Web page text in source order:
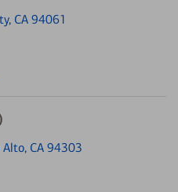
CA 94061
Alto, CA 94303